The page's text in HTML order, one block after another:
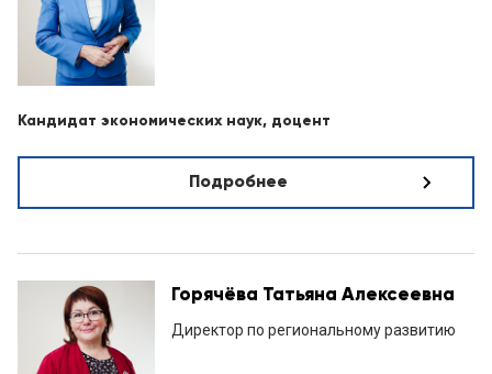
Кандидат экономических наук, доцент
Подробнее
Горячёва Татьяна Алексеевна
Директор по региональному развитию